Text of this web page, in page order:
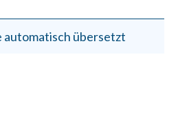
automatisch übersetzt